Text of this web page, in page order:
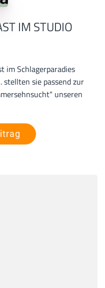
IM STUDIO
im Schlagerparadies
stellten sie passend zur
unseren